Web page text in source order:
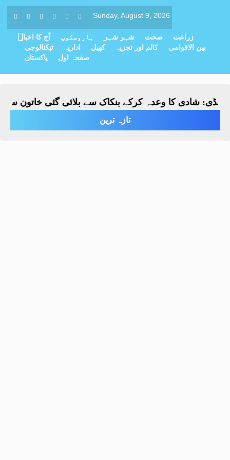
Sunday, August 9, 2026
آج کا اخبار ہاروسکوپ شہر شہر صحت
زراعت
ٹیکنالوجی
اداریہ کھیل کالم اور تجزیہ
بین الاقوامی
پاکستان
صفحہ اول
شادی کا وعدہ کرکے بنکاک سے بلائی گئی خاتون سے
تازہ ترین